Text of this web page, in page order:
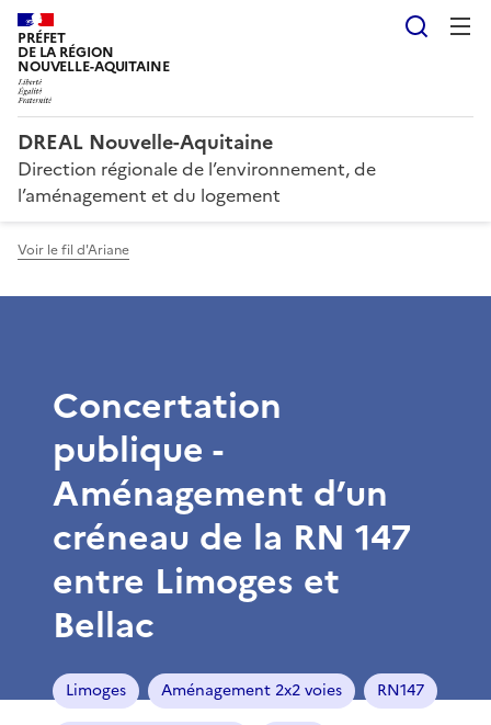
PRÉFET
DE LA RÉGION
NOUVELLE-AQUITAINE
DREAL Nouvelle-Aquitaine
Direction régionale de l’environnement, de
l’aménagement et du logement
Voir le fil d'Ariane
Concertation
publique -
Aménagement d’un
créneau de la RN 147
entre Limoges et
Bellac
Limoges Aménagement 2x2 voies RN147